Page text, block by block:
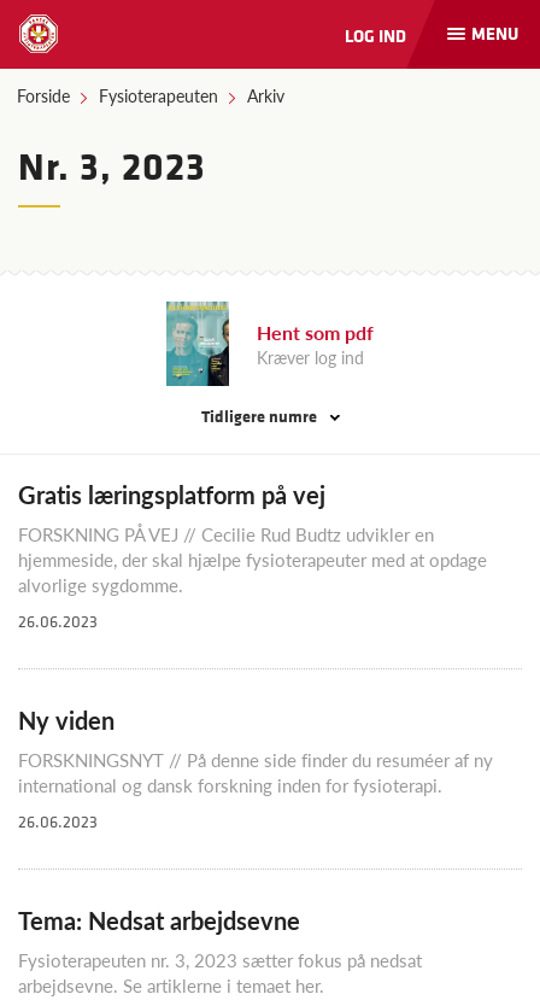
Åbn
og
MENU
LOG IND
Forside Fysioterapeuten Arkiv
Nr. 3, 2023
Hent som pdf
Kræver log ind
Tidligere numre
Gratis læringsplatform på vej
FORSKNING PÅ VEJ // Cecilie Rud Budtz udvikler en
hjemmeside, der skal hjælpe fysioterapeuter med at opdage
alvorlige sygdomme.
26.06.2023
Ny viden
FORSKNINGSNYT // På denne side finder du resuméer af ny
international og dansk forskning inden for fysioterapi.
26.06.2023
Tema: Nedsat arbejdsevne
Fysioterapeuten nr. 3, 2023 sætter fokus på nedsat
arbejdsevne. Se artiklerne i temaet her.